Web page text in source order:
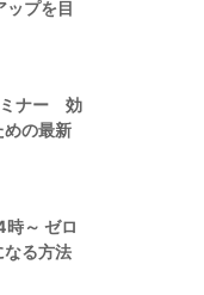
ップを目
ミナー 効
めの最新
～ ゼロ
なる方法